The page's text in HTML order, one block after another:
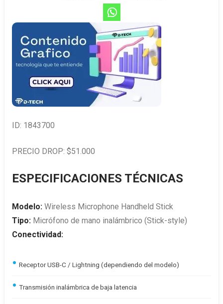
ID: 1843700
PRECIO DROP: $51.000
ESPECIFICACIONES TÉCNICAS
Modelo: Wireless Microphone Handheld Stick
Tipo: Micrófono de mano inalámbrico (Stick-style)
Conectividad:
Receptor USB-C / Lightning (dependiendo del modelo)
Transmisión inalámbrica de baja latencia